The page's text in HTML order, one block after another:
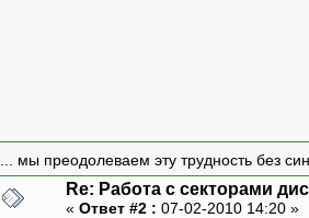
//{
fscanf(ou,"%s",&dat);
//}
... мы преодолеваем эту трудность без
Re: Работа с секторами
« Ответ #2 : 07-02-2010 14:20 »